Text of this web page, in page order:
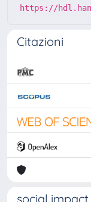
https://
Citazioni
social impact